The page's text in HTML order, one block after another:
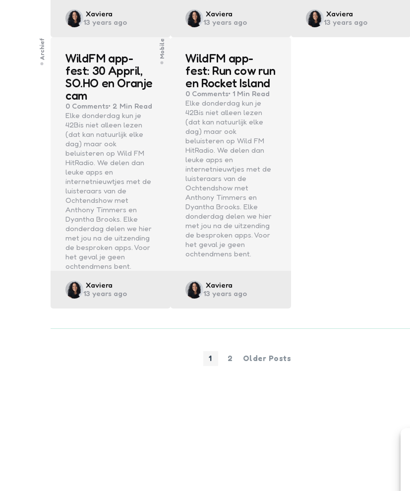
Posted
by
Xaviera
13 years ago
Posted
by
Xaviera
13 years ago
Posted
by
Xaviera
13 years ago
Archief
WildFM app-
fest: 30 Appril,
SO.HO en Oranje
cam
0 Comments 2 Min Read
Elke donderdag kun je
42Bis niet alleen lezen
(dat kan natuurlijk elke
dag) maar ook
beluisteren op Wild FM
HitRadio. We delen dan
leuke apps en
internetnieuwtjes met de
luisteraars van de
Ochtendshow met
Anthony Timmers en
Dyantha Brooks. Elke
donderdag delen we hier
met jou na de uitzending
de besproken apps. Voor
het geval je geen
ochtendmens bent.
Posted
by
Xaviera
13 years ago
Mobile
WildFM app-
fest: Run cow run
en Rocket Island
0 Comments 1 Min Read
Elke donderdag kun je
42Bis niet alleen lezen
(dat kan natuurlijk elke
dag) maar ook
beluisteren op Wild FM
HitRadio. We delen dan
leuke apps en
internetnieuwtjes met de
luisteraars van de
Ochtendshow met
Anthony Timmers en
Dyantha Brooks. Elke
donderdag delen we hier
met jou na de uitzending
de besproken apps. Voor
het geval je geen
ochtendmens bent.
Posted
by
Xaviera
13 years ago
1 2 Older Posts